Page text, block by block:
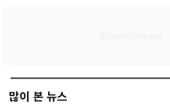
많이 본 뉴스